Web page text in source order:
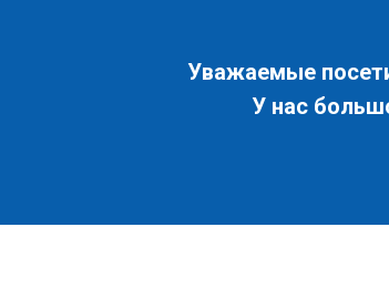
Уважаемые
У нас